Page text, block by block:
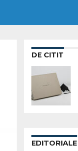
DE CITIT
EDITORIALE